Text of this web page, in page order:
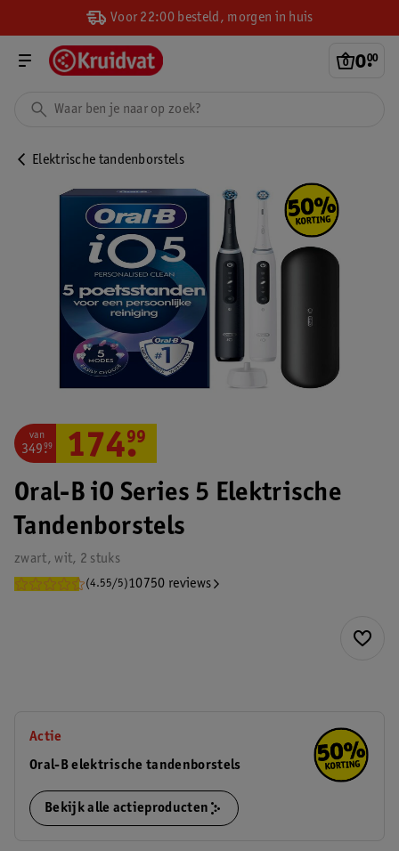
Voor 22:00 besteld, morgen in huis
0.
00
Elektrische tandenborstels
Oral-B iO Series 5 Elektrische
Tandenborstels
zwart, wit, 2 stuks
(4.55/5)10750 reviews
van
349.
99 174.
99
Actie
Oral-B elektrische tandenborstels
Bekijk alle actieproducten